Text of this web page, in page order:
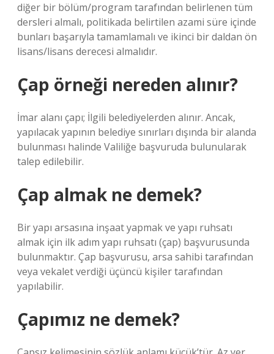
diğer bir bölüm/program tarafından belirlenen tüm
dersleri almalı, politikada belirtilen azami süre içinde
bunları başarıyla tamamlamalı ve ikinci bir daldan ön
lisans/lisans derecesi almalıdır.
Çap örneği nereden alınır?
İmar alanı çapı; İlgili belediyelerden alınır. Ancak,
yapılacak yapının belediye sınırları dışında bir alanda
bulunması halinde Valiliğe başvuruda bulunularak
talep edilebilir.
Çap almak ne demek?
Bir yapı arsasına inşaat yapmak ve yapı ruhsatı
almak için ilk adım yapı ruhsatı (çap) başvurusunda
bulunmaktır. Çap başvurusu, arsa sahibi tarafından
veya vekalet verdiği üçüncü kişiler tarafından
yapılabilir.
Çapımız ne demek?